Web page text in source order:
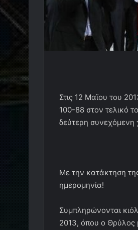
Στις 12 Μαϊου του
100-88 στον τελικό
δεύτερη συνεχόμενη
Με την κατάκτηση
ημερομηνία!
Συμπληρώνονται
2013, όπου ο Θρύλος